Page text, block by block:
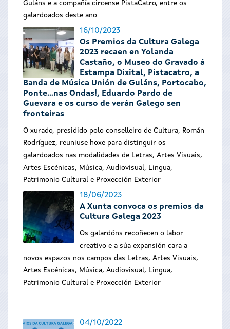
Guláns e a compañía circense PistaCatro, entre os
galardoados deste ano
16/10/2023
Os Premios da Cultura Galega
2023 recaen en Yolanda
Castaño, o Museo do Gravado á
Estampa Dixital, Pistacatro, a
Banda de Música Unión de Guláns, Portocabo,
Ponte...nas Ondas!, Eduardo Pardo de
Guevara e os curso de verán Galego sen
fronteiras
O xurado, presidido polo conselleiro de Cultura, Román
Rodríguez, reuniuse hoxe para distinguir os
galardoados nas modalidades de Letras, Artes Visuais,
Artes Escénicas, Música, Audiovisual, Lingua,
Patrimonio Cultural e Proxección Exterior
18/06/2023
A Xunta convoca os premios da
Cultura Galega 2023
Os galardóns recoñecen o labor
creativo e a súa expansión cara a
novos espazos nos campos das Letras, Artes Visuais,
Artes Escénicas, Música, Audiovisual, Lingua,
Patrimonio Cultural e Proxección Exterior
04/10/2022